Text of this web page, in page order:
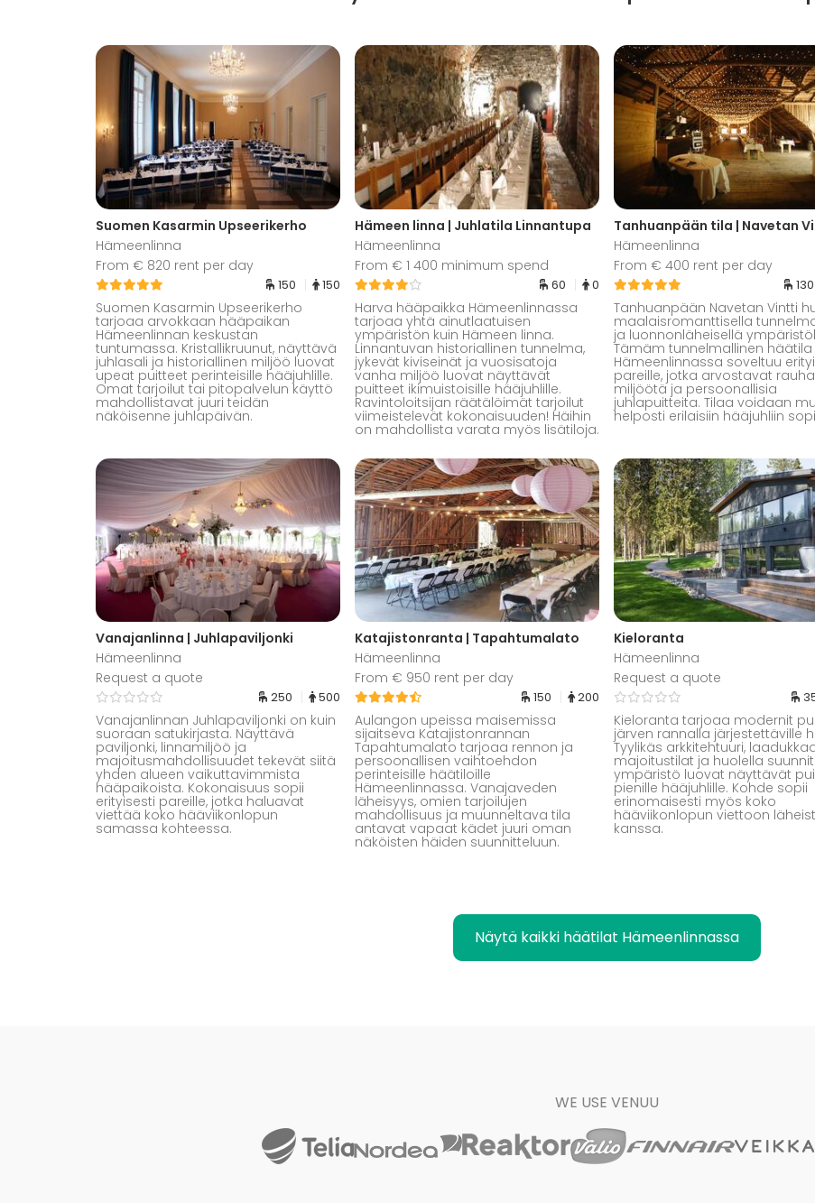
Suomen Kasarmin Upseerikerho
Hämeenlinna
From € 820 rent per day
150 150
Suomen Kasarmin Upseerikerho
tarjoaa arvokkaan hääpaikan
Hämeenlinnan keskustan
tuntumassa. Kristallikruunut, näyttävä
juhlasali ja historiallinen miljöö luovat
upeat puitteet perinteisille hääjuhlille.
Omat tarjoilut tai pitopalvelun käyttö
mahdollistavat juuri teidän
näköisenne juhlapäivän.
Hämeen linna | Juhlatila Linnantupa
Hämeenlinna
From € 1 400 minimum spend
60 0
Harva hääpaikka Hämeenlinnassa
tarjoaa yhtä ainutlaatuisen
ympäristön kuin Hämeen linna.
Linnantuvan historiallinen tunnelma,
jykevät kiviseinät ja vuosisatoja
vanha miljöö luovat näyttävät
puitteet ikimuistoisille hääjuhlille.
Ravintoloitsijan räätälöimät tarjoilut
viimeistelevät kokonaisuuden! Häihin
on mahdollista varata myös lisätiloja.
Tanhuanpään tila | Navetan
Hämeenlinna
From € 400 rent per day
130
Tanhuanpään Navetan Vintti
maalaisromanttisella
ja luonnonläheisellä
Tämäm tunnelmallinen häätila
Hämeenlinnassa soveltuu
pareille, jotka arvostavat
miljöötä ja persoonallisia
juhlapuitteita. Tilaa voidaan
helposti erilaisiin hääjuhliin
Vanajanlinna | Juhlapaviljonki
Hämeenlinna
Request a quote
250 500
Vanajanlinnan Juhlapaviljonki on kuin
suoraan satukirjasta. Näyttävä
paviljonki, linnamiljöö ja
majoitusmahdollisuudet tekevät siitä
yhden alueen vaikuttavimmista
hääpaikoista. Kokonaisuus sopii
erityisesti pareille, jotka haluavat
viettää koko hääviikonlopun
samassa kohteessa.
Katajistonranta | Tapahtumalato
Hämeenlinna
From € 950 rent per day
150 200
Aulangon upeissa maisemissa
sijaitseva Katajistonrannan
Tapahtumalato tarjoaa rennon ja
persoonallisen vaihtoehdon
perinteisille häätiloille
Hämeenlinnassa. Vanajaveden
läheisyys, omien tarjoilujen
mahdollisuus ja muunneltava tila
antavat vapaat kädet juuri oman
näköisten häiden suunnitteluun.
Kieloranta
Hämeenlinna
Request a quote
Kieloranta tarjoaa modernit
järven rannalla järjestettäville
Tyylikäs arkkitehtuuri,
majoitustilat ja huolella
ympäristö luovat näyttävät
pienille hääjuhlille. Kohde sopii
erinomaisesti myös koko
hääviikonlopun viettoon
kanssa.
Näytä kaikki häätilat Hämeenlinnassa
WE USE VENUU